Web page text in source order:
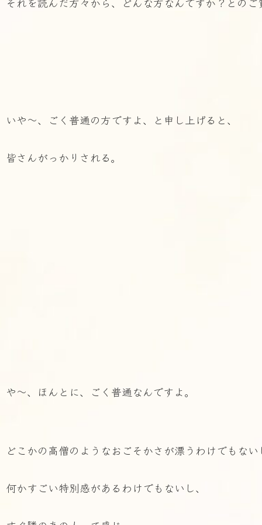
いや～、ごく普通の方ですよ、と申し上げると、
皆さんがっかりされる。
や～、ほんとに、ごく普通なんですよ。
どこかの高僧のようなおごそかさが漂うわけでもない
何かすごい特別感があるわけでもないし、